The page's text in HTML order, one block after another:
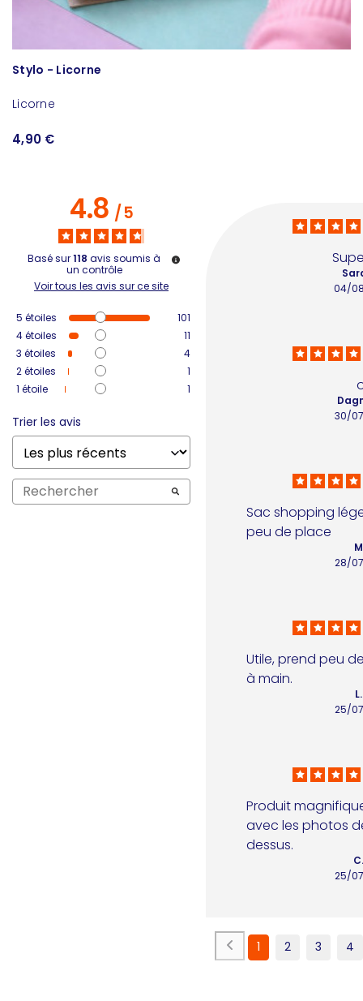
Stylo - Licorne
Licorne
4,90 €
4.8/5
Basé sur118 avis soumis à
un contrôle
Voir tous les avis sur ce site
5 étoiles
101
4étoiles
11
3 étoiles
4
2étoiles
1
1 étoile 1
Trier les avis
04/
30/
Sac shopping
peu de place
28/
Utile, prend peu
à main.
25/
Produit
avec les photos
dessus.
25/
1 2 3 4